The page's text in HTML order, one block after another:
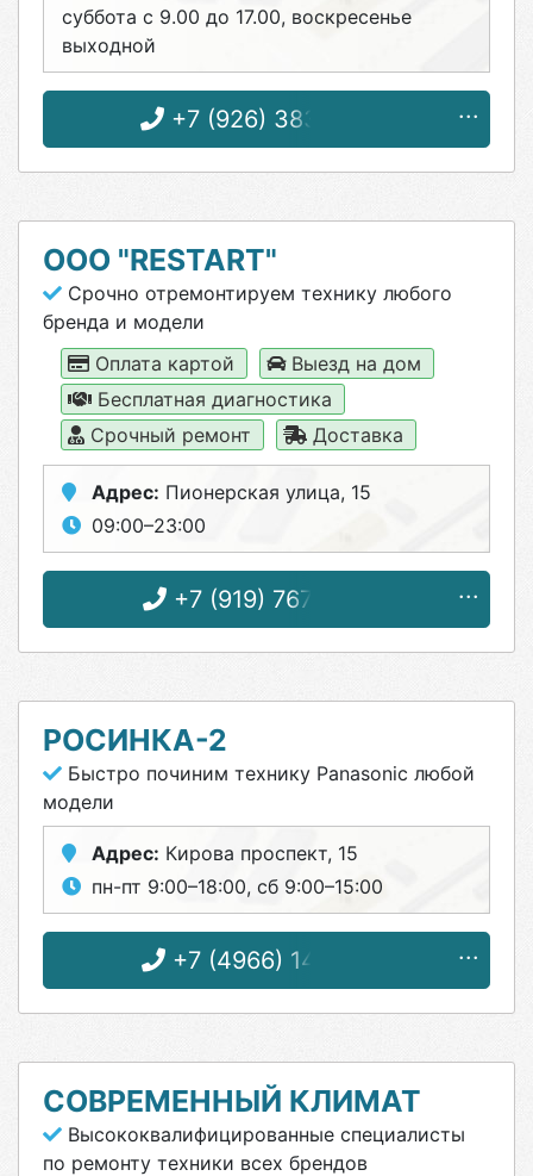
суббота с 9.00 до 17.00, воскресенье
выходной
+7 (926) 383-87-10
ООО "RESTART"
Срочно отремонтируем технику любого
бренда и модели
Оплата картой
Выезд на дом
Бесплатная диагностика
Срочный ремонт
Доставка
Адрес: Пионерская улица, 15
09:00–23:00
+7 (919) 767-96-56
РОСИНКА-2
Быстро починим технику Panasonic любой
модели
Адрес: Кирова проспект, 15
пн-пт 9:00–18:00, сб 9:00–15:00
+7 (4966) 14-14-86
СОВРЕМЕННЫЙ КЛИМАТ
Высококвалифицированные специалисты
по ремонту техники всех брендов